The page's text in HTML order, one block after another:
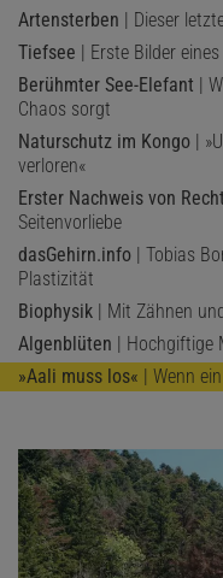
Artensterben | Dieser
Tiefsee | Erste Bilder
Berühmter See-Elefant |
Chaos sorgt
Naturschutz im Kongo |
verloren«
Erster Nachweis von
Seitenvorliebe
dasGehirn.info | Tobias
Plastizität
Biophysik | Mit Zähnen
Algenblüten | Hochgiftige
»Aali muss los« | Wenn